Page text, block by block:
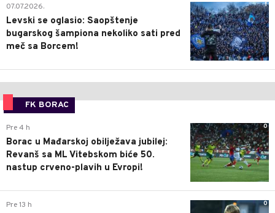
1
07.07.2026.
Levski se oglasio: Saopštenje
bugarskog šampiona nekoliko sati pred
meč sa Borcem!
FK BORAC
0
Pre 4 h
Borac u Mađarskoj obilježava jubilej:
Revanš sa ML Vitebskom biće 50.
nastup crveno-plavih u Evropi!
0
Pre 13 h